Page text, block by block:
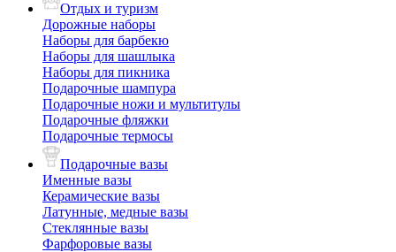
Отдых и туризм
Дорожные наборы
Наборы для барбекю
Наборы для шашлыка
Наборы для пикника
Подарочные шампура
Подарочные ножи и мультитулы
Подарочные фляжки
Подарочные термосы
Подарочные вазы
Именные вазы
Керамические вазы
Латунные, медные вазы
Стеклянные вазы
Фарфоровые вазы